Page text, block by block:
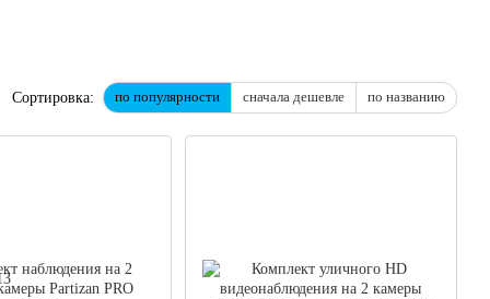
Сортировка: по популярности сначала дешевле по названию